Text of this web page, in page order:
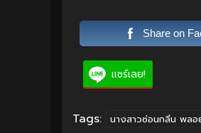
Share on
แชร์เลย!
Tags: นางสาวซ่อนกลิ่น พลอ